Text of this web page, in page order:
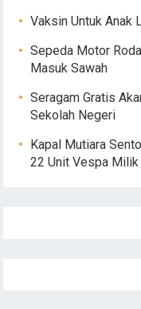
Vaksin Untuk Anak
Sepeda Motor
Masuk Sawah
Seragam Gratis
Sekolah Negeri
Kapal Mutiara
22 Unit Vespa